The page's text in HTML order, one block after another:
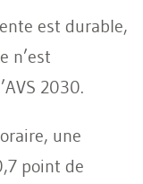
est durable,
n’est
2030.
une
point de